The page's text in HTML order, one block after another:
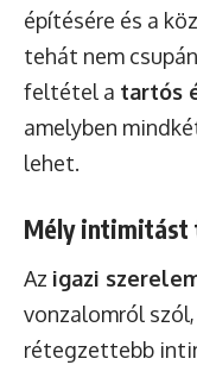
építésére és a
tehát nem
feltétel a tartós
amelyben
lehet.
Mély intimitást
Az igazi
vonzalomról
rétegzettebb